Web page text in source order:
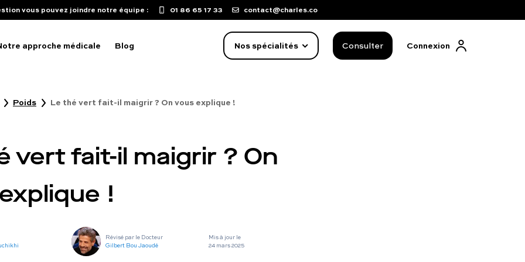
vous pouvez joindre notre équipe : 01 86 65 17 33 contact@charles.co
approche médicale Blog Nos spécialités Consulter Connexion
d'érection
de libido
sexuels
sur le pénis
Poids Le thé vert fait-il maigrir ? On vous explique !
vert fait-il maigrir ? On
!
Révisé par le Docteur
Gilbert Bou Jaoudé
Mis à jour le
24 mars 2025